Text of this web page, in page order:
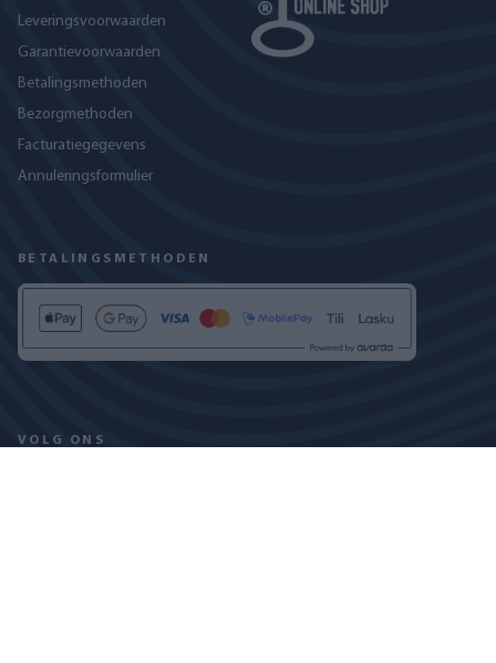
Leveringsvoorwaarden
Garantievoorwaarden
Betalingsmethoden
Bezorgmethoden
Facturatiegegevens
Annuleringsformulier
BETALINGSMETHODEN
VOLG ONS